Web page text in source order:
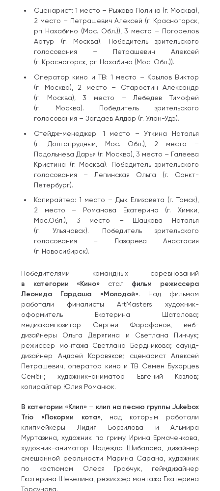
Сценарист: 1 место – Рыжова Полина (г. Москва),
2 место – Петрашевич Алексей (г. Красногорск,
рп Нахабино (Мос. Обл.)), 3 место – Погорелов
Артур (г. Москва). Победитель зрительского
голосования – Петрашевич Алексей
(г. Красногорск, рп Нахабино (Мос. Обл.)).
Оператор кино и ТВ: 1 место – Крылов Виктор
(г. Москва), 2 место – Старостин Александр
(г. Москва), 3 место – Лебедев Тимофей
(г. Москва). Победитель зрительского
голосования – Загдаев Алдар (г. Улан-Удэ).
Стейдж-менеджер: 1 место – Уткина Наталья
(г. Долгопрудный, Мос. Обл.), 2 место –
Подольнева Дарья (г. Москва), 3 место – Галеева
Кристина (г. Москва). Победитель зрительского
голосования – Лепинская Ольга (г. Санкт-
Петербург).
Копирайтер: 1 место – Дык Елизавета (г. Томск),
2 место – Романова Екатерина (г. Химки,
Мос.Обл.), 3 место – Шацкова Наталья
(г. Ульяновск). Победитель зрительского
голосования – Лазарева Анастасия
(г. Новосибирск).
Победителями командных соревнований
в категории «Кино» стал фильм режиссера
Леонида Гардаша «Молодой». Над фильмом
работали финалисты ArtMasters художник-
оформитель Екатерина Шаталова;
медиакомпозитор Сергей Фарафонов, веб-
дизайнеры Ольга Дерягина и Светлана Пинчук;
режиссер монтажа Светлана Бердникова; саунд-
дизайнер Андрей Коровяков; сценарист Алексей
Петрашевич, оператор кино и ТВ Семен Бухарцев
Семён; художник-аниматор Евгений Козлов;
копирайтер Юлия Романюк.
В категории «Клип» – клип на песню группы Jukebox
Trio «Покорми кота», над которым работали
клипмейкеры Лидия Борзилова и Альмира
Муртазина, художник по гриму Ирина Ермаченкова,
художник-аниматор Надежда Шибалова, дизайнер
смешанной реальности Марина Сарана, художник
по костюмам Олеся Грабчук, геймдизайнер
Екатерина Шевелина, режиссер монтажа Екатерина
Торсунова.